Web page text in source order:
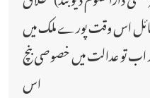
اس وقت پورے ملک میں
تو عدالت میں خصوصی بنچ
اس